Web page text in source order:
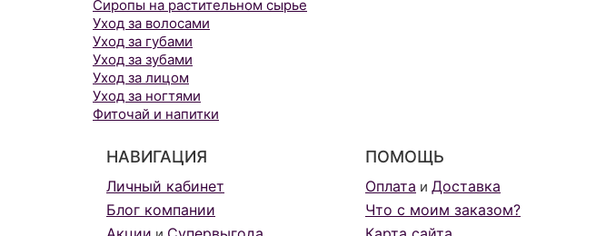
Сиропы на растительном сырье
Уход за волосами
Уход за губами
Уход за зубами
Уход за лицом
Уход за ногтями
Фиточай и напитки
НАВИГАЦИЯ
Личный кабинет
Блог компании
ПОМОЩЬ
Оплата и Доставка
Что с моим заказом?